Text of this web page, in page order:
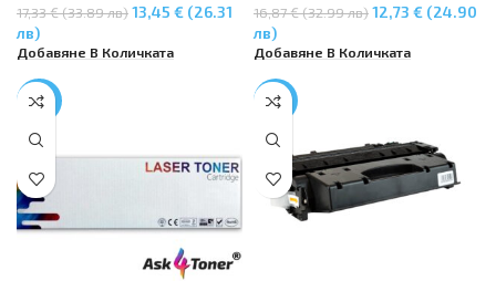
17,33 € (33.89 лв)13,45 € (26.31
лв)
Добавяне В Количката
16,87 € (32.99 лв)12,73 € (24.90
лв)
Добавяне В Количката
-28% -43%